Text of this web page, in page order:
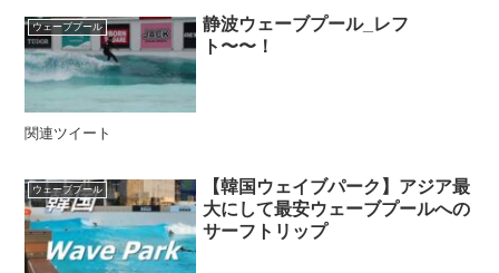
ウェーブプール
静波ウェーブプール_レフ
ト〜〜！
関連ツイート
ウェーブプール
【韓国ウェイブパーク】アジア最
大にして最安ウェーブプールへの
サーフトリップ